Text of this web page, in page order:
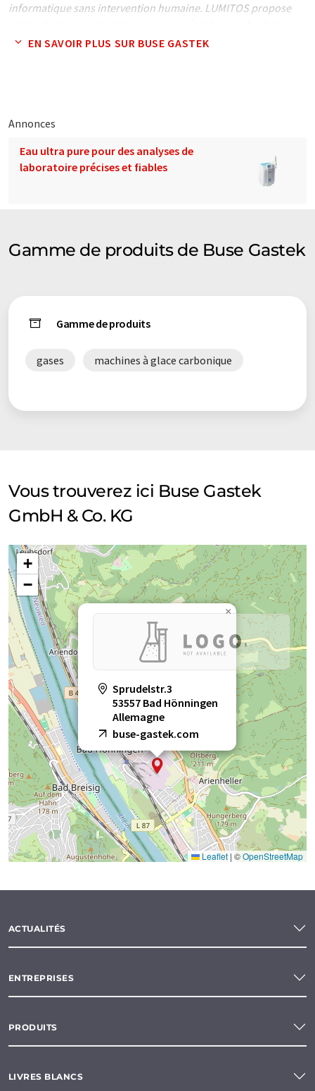
informatique sans intervention humaine. LUMITOS propose
éventail de présentations d'entreprise. Comme cet article a été
EN SAVOIR PLUS SUR BUSE GASTEK
Annonces
Eau ultra pure pour des analyses de
laboratoire précises et fiables
Gamme de produits de Buse Gastek
Gamme de produits
gases machines à glace carbonique
Vous trouverez ici Buse Gastek
GmbH & Co. KG
Sprudelstr.3
53557 Bad Hönningen
Allemagne
buse-gastek.com
×
+
−
Leaflet | ©OpenStreetMap
ACTUALITÉS
ENTREPRISES
PRODUITS
LIVRES BLANCS